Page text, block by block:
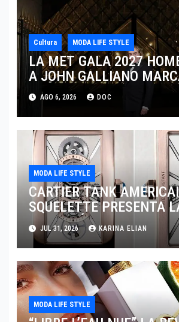
Cultura MODA LIFE STYLE
LA MET GALA 2027
A JOHN GALLIANO
REGRESO DEL REY DEL
DRAMATISMO
AGO 6, 2026 DOC
MODA LIFE STYLE
CARTIER TANK
SQUELETTE PRESENTA
MAESTRÍA DE LA ALTA
AL DESNUDO
JUL 31, 2026 KARINA ELIAN
MODA LIFE STYLE